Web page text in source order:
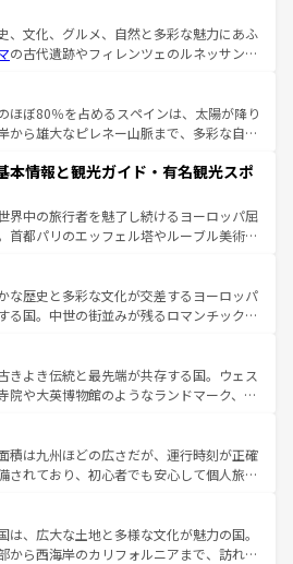
、文化、グルメ、自然と多彩な魅力にあふ
の古代遺跡やフィレンツェのルネッサンス
ナの美しい田園風景やアマルフィ海岸の絶
観も見逃せない。観光の合間には、本場の
ど、絶品のイタリア料理を堪能することも
タリアで、忘れられない旅をしてみよう！
タリア情報は
ほぼ80％を占めるスペインは、太陽が降り
から雄大なピレネー山脈まで、多彩な自然
の国では、情熱的なフラメンコ、熱気あふ
て美味しいタパスが生活の一部となってい
ードの洗練された雰囲気や、バルセロナの
街角から、地方では古代ローマ遺跡や中世
って風土や気候が異なるスペインはその個
性で訪れる人を魅了する。 なお、新着のスペイン情報は コ
参照してほしい。
本情報と観光ガイド・有名観光スポ
界中の旅行者を魅了し続けるヨーロッパ屈
首都パリのエッフェル塔やルーブル美術館
が詰まっている。華麗な宮殿、歴史的な大
ーチ、そして豊かな自然が、訪れる者を心
また、フランスは美食の国としても知ら
ンの発祥地であるランス、プロヴァンスの
ダー畑など、多彩な楽しみ方が可能だ。さ
の地域にも魅力が溢れており、どの街角に
運ぶとそれぞれで全く異なる文化を体験で
きるだろう。 なお、新着のフランス情報はコンテンツ一覧
い。
な歴史と多彩な文化が交差するヨーロッパ
る国。中世の街並みが残るロマンチック街
は、どこを歩いても飽きることがない。ベ
活気、バイエルン州のアルプスの絶景、そ
いのワイン畑といった風景は必見。ビール
はぜひ体験してほしい。 なお、新着の
ンテンツ一覧を参照してほしい。
きよき伝統と最先端が共存する国。ウェス
院や大英博物館のようなランドマーク、歴
る魅力がある。また、優雅なアフタヌーン
好きにはたまらない英国パブ、サッカー観
からこそできる体験も豊富。イギリスを旅
してほしい。
積は九州ほどの広さだが、運行時刻が正確
されており、初心者でも安心して個人旅行
ま残る町や、スイスならではのユニークな
アルプス観光だけでなく町歩きも満喫する
国民の所得が高いため物価も高いが、旅行
は、広大な土地と多様な文化が魅力の国。
から西海岸のカリフォルニアまで、訪れる